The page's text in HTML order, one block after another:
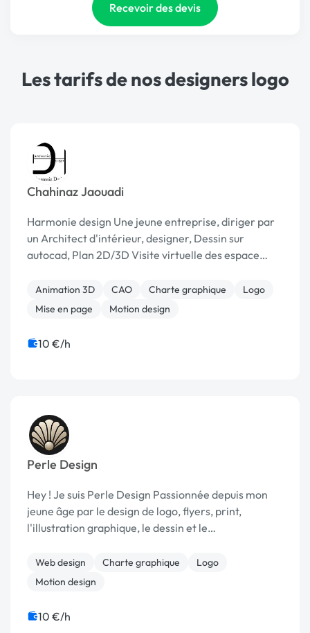
Recevoir des devis
Les tarifs de nos designers logo
Chahinaz Jaouadi
Harmonie design Une jeune entreprise, diriger par
un Architect d'intérieur, designer, Dessin sur
autocad, Plan 2D/3D Visite virtuelle des espace
intérieurs ainsi que extérieurs, Création des faç...
Animation 3D CAO Charte graphique
Logo
Mise en page
Motion design
10 €/h
Perle Design
Hey ! Je suis Perle Design Passionnée depuis mon
jeune âge par le design de logo, flyers, print,
l'illustration graphique, le dessin et le
de cette passion mon métier en créant ma propre
ent...
Web design Charte graphique
Logo
Motion design
10 €/h